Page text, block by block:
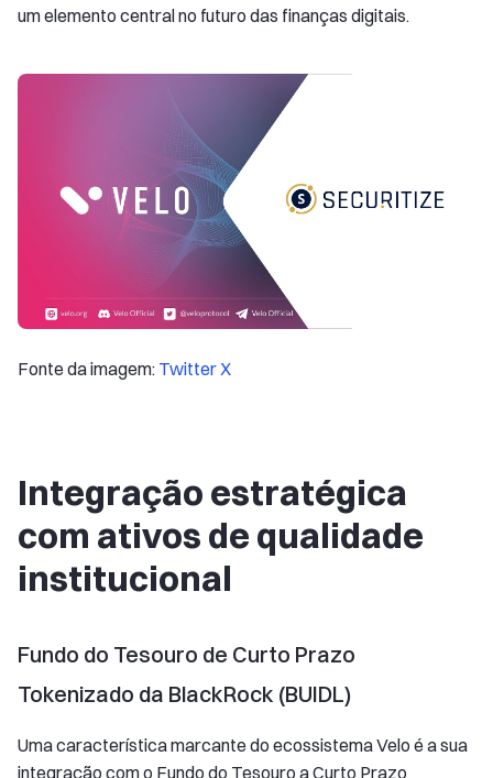
um elemento central no futuro das finanças digitais.
Fonte da imagem: Twitter X
Integração estratégica
com ativos de qualidade
institucional
Fundo do Tesouro de Curto Prazo
Tokenizado da BlackRock (BUIDL)
Uma característica marcante do ecossistema Velo é a sua
integração com o Fundo do Tesouro a Curto Prazo